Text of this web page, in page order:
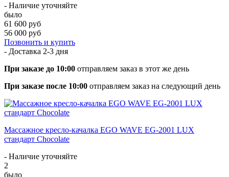
- Наличие уточняйте
было
61 600 руб
56 000 руб
Позвонить и купить
- Доставка 2-3 дня
При заказе до 10:00 отправляем заказ в этот же день
При заказе после 10:00 отправляем заказ на следующий день
Массажное кресло-качалка EGO WAVE EG-2001 LUX
стандарт Chocolate
- Наличие уточняйте
2
было